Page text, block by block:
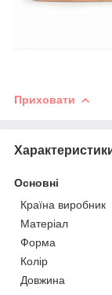
Приховати
Основні
Країна виробник
Матеріал
Форма
Колір
Довжина